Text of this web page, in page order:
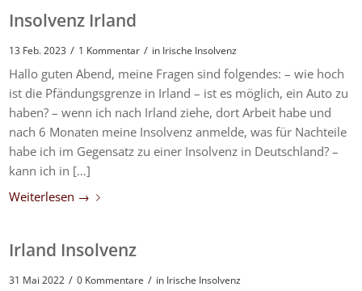
Insolvenz Irland
13 Feb. 2023 / 1 Kommentar / in Irische Insolvenz
Hallo guten Abend, meine Fragen sind folgendes: – wie hoch
ist die Pfändungsgrenze in Irland – ist es möglich, ein Auto zu
haben? – wenn ich nach Irland ziehe, dort Arbeit habe und
nach 6 Monaten meine Insolvenz anmelde, was für Nachteile
habe ich im Gegensatz zu einer Insolvenz in Deutschland? –
kann ich in […]
Weiterlesen →
Irland Insolvenz
31 Mai 2022 / 0 Kommentare / in Irische Insolvenz